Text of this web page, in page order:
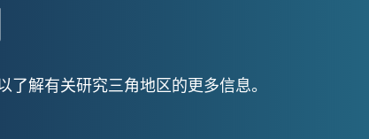
了解有关研究三角地区的更多信息。